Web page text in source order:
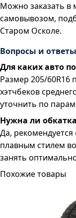
Можно заказать в
самовывозом,
Старом Осколе.
Вопросы и ответы
Для каких авто
Размер 205/60R16
хэтчбеков
уточнить по
Нужна ли
Да, рекомендуется
плавным стилем
занять
Похожие товары